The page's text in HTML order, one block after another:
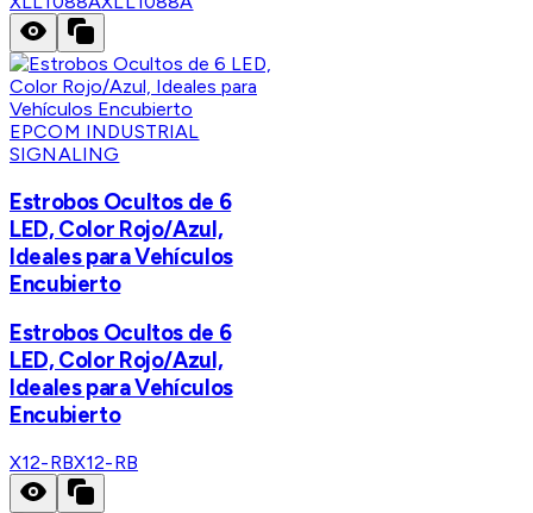
EPCOM INDUSTRIAL
SIGNALING
Estrobos Ocultos de 6
LED, Color Rojo/Azul,
Ideales para Vehículos
Encubierto
Estrobos Ocultos de 6
LED, Color Rojo/Azul,
Ideales para Vehículos
Encubierto
X12-RBX12-RB